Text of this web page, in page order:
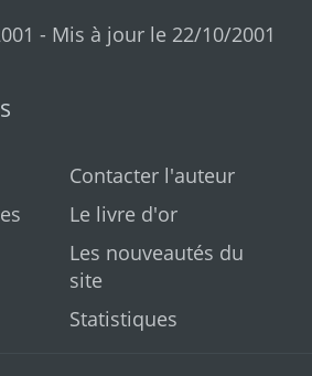
- Mis à jour le 22/10/2001
Contacter l'auteur
Le livre d'or
Les nouveautés du
site
Statistiques